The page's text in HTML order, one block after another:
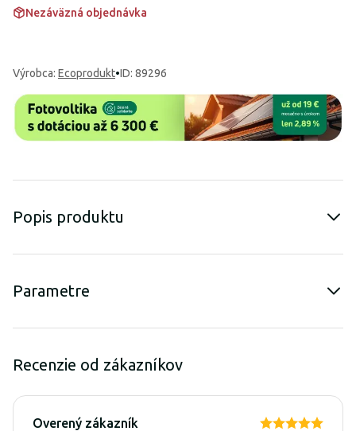
Nezáväzná objednávka
Výrobca: Ecoprodukt•ID: 89296
Popis produktu
Parametre
Recenzie od zákazníkov
Overený zákazník